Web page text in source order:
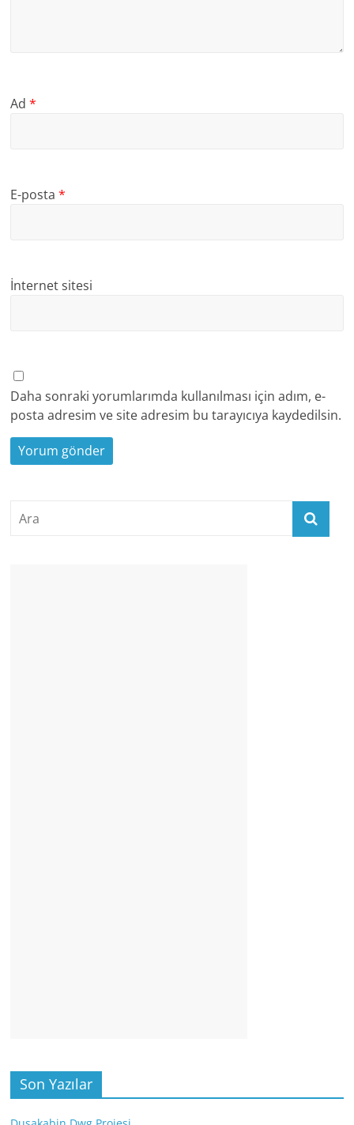
Ad*
E-posta*
İnternet sitesi
Daha sonraki yorumlarımda kullanılması için adım, e-
posta adresim ve site adresim bu tarayıcıya kaydedilsin.
Son Yazılar